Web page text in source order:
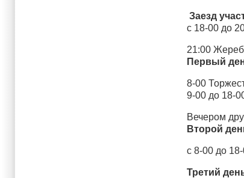
Заезд
с 18-00 до
21:00
Первый
8-00
9-00 до 18-
Вечером
Второй
с 8-00 до
Третий